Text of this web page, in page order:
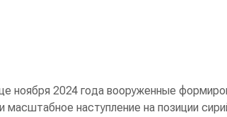
ноября 2024 года вооруженные
масштабное наступление на позиции